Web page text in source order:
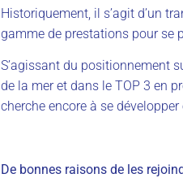
Historiquement, il s’agit d’un
gamme de prestations pour se
S’agissant du positionnement
de la mer et dans le TOP 3 en
cherche encore à se
De bonnes raisons de les